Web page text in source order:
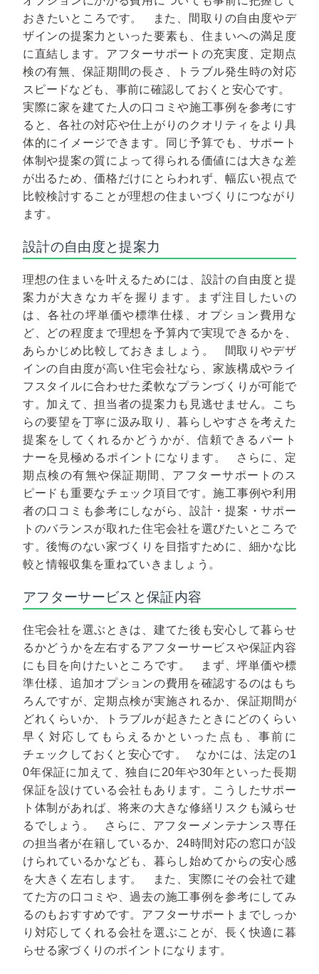
おきたいところです。
また、間取りの自由度やデ
ザインの提案力といった要素も、住まいへの満足度
に直結します。アフターサポートの充実度、定期点
検の有無、保証期間の長さ、トラブル発生時の対応
スピードなども、事前に確認しておくと安心です。
実際に家を建てた人の口コミや施工事例を参考にす
ると、各社の対応や仕上がりのクオリティをより具
体的にイメージできます。同じ予算でも、サポート
体制や提案の質によって得られる価値には大きな差
が出るため、価格だけにとらわれず、幅広い視点で
比較検討することが理想の住まいづくりにつながり
ます。
設計の自由度と提案力
理想の住まいを叶えるためには、設計の自由度と提
案力が大きなカギを握ります。まず注目したいの
は、各社の坪単価や標準仕様、オプション費用な
ど、どの程度まで理想を予算内で実現できるかを、
あらかじめ比較しておきましょう。
間取りやデザ
インの自由度が高い住宅会社なら、家族構成やライ
フスタイルに合わせた柔軟なプランづくりが可能で
す。加えて、担当者の提案力も見逃せません。こち
らの要望を丁寧に汲み取り、暮らしやすさを考えた
提案をしてくれるかどうかが、信頼できるパート
ナーを見極めるポイントになります。
さらに、定
期点検の有無や保証期間、アフターサポートのス
ピードも重要なチェック項目です。施工事例や利用
者の口コミも参考にしながら、設計・提案・サポー
トのバランスが取れた住宅会社を選びたいところで
す。後悔のない家づくりを目指すために、細かな比
較と情報収集を重ねていきましょう。
アフターサービスと保証内容
住宅会社を選ぶときは、建てた後も安心して暮らせ
るかどうかを左右するアフターサービスや保証内容
にも目を向けたいところです。
まず、坪単価や標
準仕様、追加オプションの費用を確認するのはもち
ろんですが、定期点検が実施されるか、保証期間が
どれくらいか、トラブルが起きたときにどのくらい
早く対応してもらえるかといった点も、事前に
チェックしておくと安心です。
なかには、法定の1
0年保証に加えて、独自に20年や30年といった長期
保証を設けている会社もあります。こうしたサポー
ト体制があれば、将来の大きな修繕リスクも減らせ
るでしょう。
さらに、アフターメンテナンス専任
の担当者が在籍しているか、24時間対応の窓口が設
けられているかなども、暮らし始めてからの安心感
を大きく左右します。
また、実際にその会社で建
てた方の口コミや、過去の施工事例を参考にしてみ
るのもおすすめです。アフターサポートまでしっか
り対応してくれる会社を選ぶことが、長く快適に暮
らせる家づくりのポイントになります。